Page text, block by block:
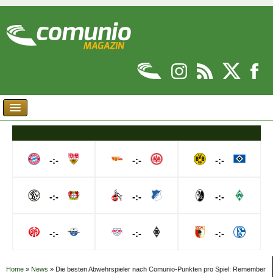
-:-
-:-
-:-
-:-
-:-
-:-
-:-
-:-
-:-
Home » News » Die besten Abwehrspieler nach Comunio-Punkten pro Spiel: Remember